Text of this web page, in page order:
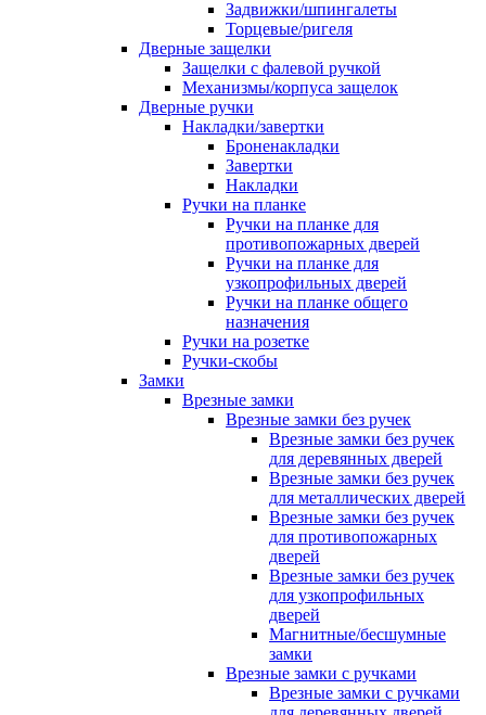
Задвижки/шпингалеты
Торцевые/ригеля
Дверные защелки
Защелки с фалевой ручкой
Механизмы/корпуса защелок
Дверные ручки
Накладки/завертки
Броненакладки
Завертки
Накладки
Ручки на планке
Ручки на планке для
противопожарных дверей
Ручки на планке для
узкопрофильных дверей
Ручки на планке общего
назначения
Ручки на розетке
Ручки-скобы
Замки
Врезные замки
Врезные замки без ручек
Врезные замки без ручек
для деревянных дверей
Врезные замки без ручек
для металлических дверей
Врезные замки без ручек
для противопожарных
дверей
Врезные замки без ручек
для узкопрофильных
дверей
Магнитные/бесшумные
замки
Врезные замки с ручками
Врезные замки с ручками